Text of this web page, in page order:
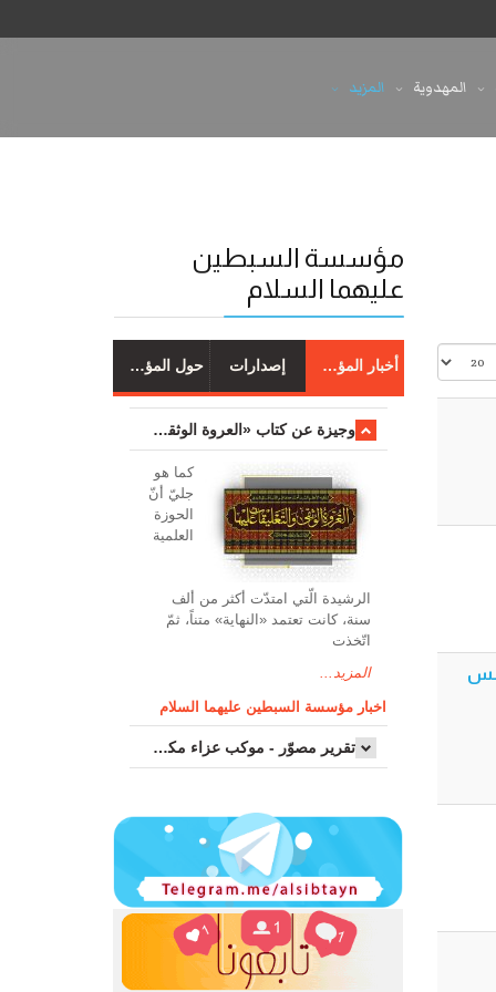
المهدوية المزيد
علي 1446 هـ / 2025 م - مجلس
مؤسسة السبطين
عليهما السلام
أخبار المؤسسة إصدارات حول المؤسسة
وجیزة عن کتاب «العروة الوثقی والتعلیقات علیها»
کما هو
جليّ أنّ
الحوزة
العلمیة
الرشیدة الّتي امتدّت أكثر من ألف
سنة، كانت تعتمد «النهاية» متناً، ثمّ
اتّخذت
المزيد...
اخبار مؤسسة السبطين عليهما السلام
تقرير مصوّر - موكب عزاء مکتب سماحة اية الله السيد مرتضى الموسوي الاصفهاني في يوم إستشهاد السيدة فاطم...